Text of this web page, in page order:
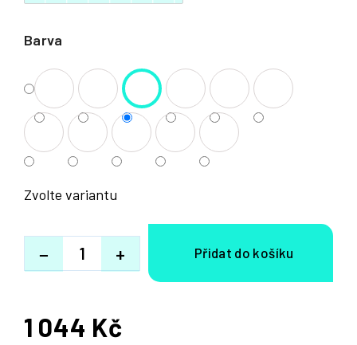
Barva
Zvolte variantu
+
−
1 044 Kč
Měrná